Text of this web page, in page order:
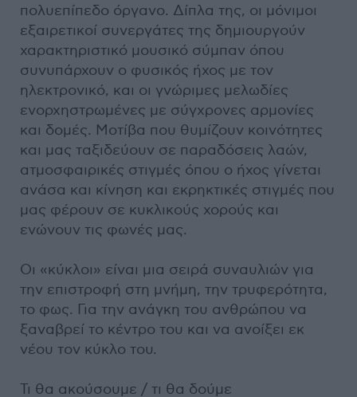
πολυεπίπεδο όργανο. Δίπλα της, οι μόνιμοι
εξαιρετικοί συνεργάτες της δημιουργούν
χαρακτηριστικό μουσικό σύμπαν όπου
συνυπάρχουν ο φυσικός ήχος με τον
ηλεκτρονικό, και οι γνώριμες μελωδίες
ενορχηστρωμένες με σύγχρονες αρμονίες
και δομές. Μοτίβα που θυμίζουν κοινότητες
και μας ταξιδεύουν σε παραδόσεις λαών,
ατμοσφαιρικές στιγμές όπου ο ήχος γίνεται
ανάσα και κίνηση και εκρηκτικές στιγμές που
μας φέρουν σε κυκλικούς χορούς και
ενώνουν τις φωνές μας.
Οι «κύκλοι» είναι μια σειρά συναυλιών για
την επιστροφή στη μνήμη, την τρυφερότητα,
το φως. Για την ανάγκη του ανθρώπου να
ξαναβρεί το κέντρο του και να ανοίξει εκ
νέου τον κύκλο του.
Τι θα ακούσουμε / τι θα δούμε